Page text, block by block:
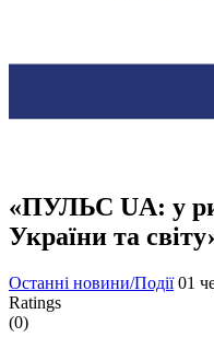
«ПУЛЬС UA: у
України та
Останні новини/Події 01
Ratings
(0)